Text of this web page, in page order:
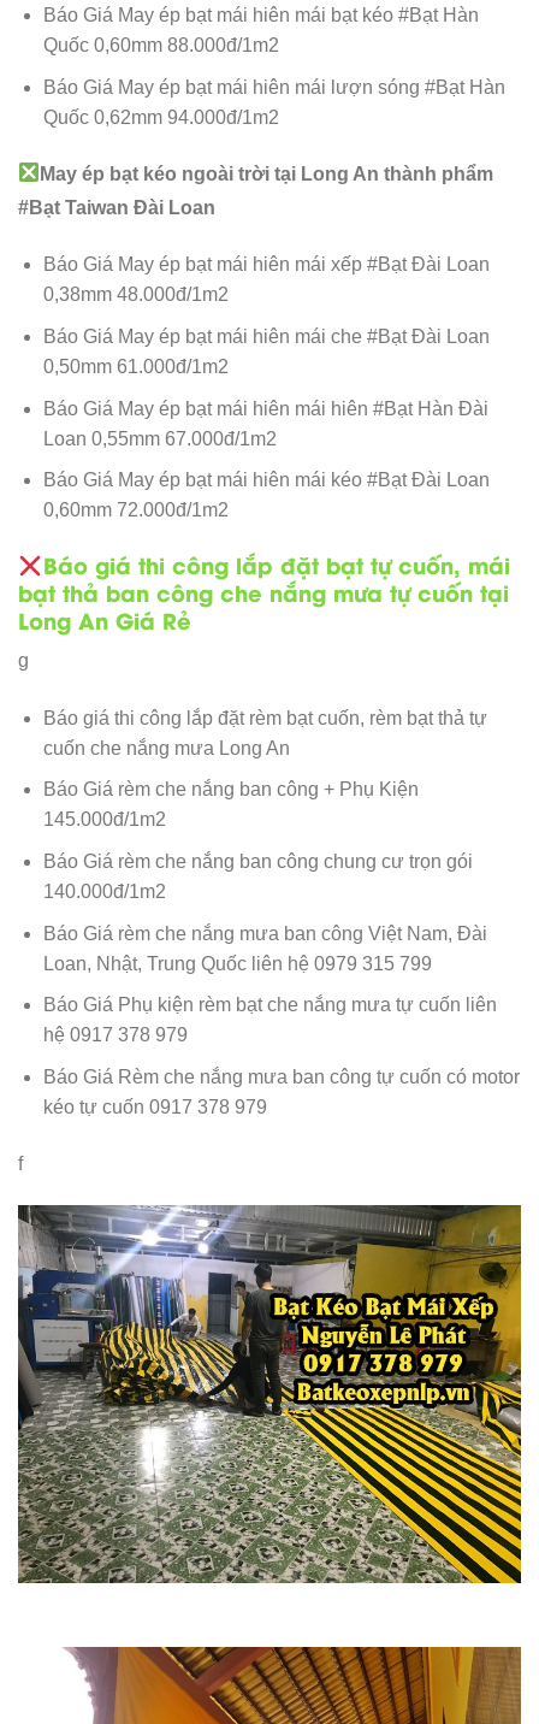
Báo Giá May ép bạt mái hiên mái bạt kéo #Bạt Hàn
Quốc 0,60mm 88.000đ/1m2
Báo Giá May ép bạt mái hiên mái lượn sóng #Bạt Hàn
Quốc 0,62mm 94.000đ/1m2
May ép bạt kéo ngoài trời tại Long An thành phẩm
#Bạt Taiwan Đài Loan
Báo Giá May ép bạt mái hiên mái xếp #Bạt Đài Loan
0,38mm 48.000đ/1m2
Báo Giá May ép bạt mái hiên mái che #Bạt Đài Loan
0,50mm 61.000đ/1m2
Báo Giá May ép bạt mái hiên mái hiên #Bạt Hàn Đài
Loan 0,55mm 67.000đ/1m2
Báo Giá May ép bạt mái hiên mái kéo #Bạt Đài Loan
0,60mm 72.000đ/1m2
Báo giá thi công lắp đặt bạt tự cuốn, mái
bạt thả ban công che nắng mưa tự cuốn tại
Long An Giá Rẻ
g
Báo giá thi công lắp đặt rèm bạt cuốn, rèm bạt thả tự
cuốn che nắng mưa Long An
Báo Giá rèm che nắng ban công + Phụ Kiện
145.000đ/1m2
Báo Giá rèm che nắng ban công chung cư trọn gói
140.000đ/1m2
Báo Giá rèm che nắng mưa ban công Việt Nam, Đài
Loan, Nhật, Trung Quốc liên hệ 0979 315 799
Báo Giá Phụ kiện rèm bạt che nắng mưa tự cuốn liên
hệ 0917 378 979
Báo Giá Rèm che nắng mưa ban công tự cuốn có motor
kéo tự cuốn 0917 378 979
f